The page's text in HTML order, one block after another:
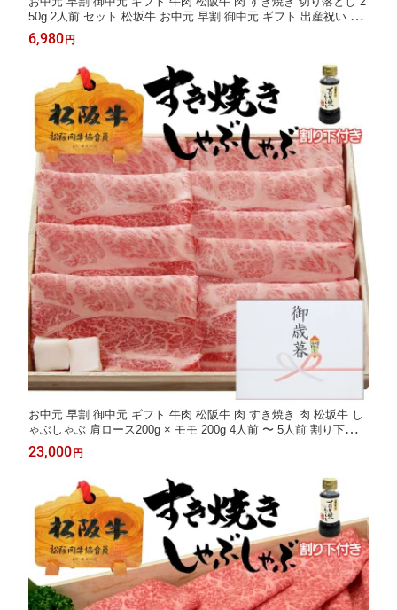
50g 2人前 セット 松坂牛 お中元 早割 御中元 ギフト 出産祝い 結
婚祝い 出産内祝い 結婚内祝い 誕生日 すき焼き肉 お返し 食べ物
プレゼント
6,980 円
お中元 早割 御中元 ギフト 牛肉 松阪牛 肉 すき焼き 肉 松坂牛 し
ゃぶしゃぶ 肩ロース200g × モモ 200g 4人前 〜 5人前 割り下付
松阪牛 出産祝い 結婚祝い 出産内祝い 結婚内祝い 誕生日 送料無
料 お返し 食べ物 ギフト
23,000 円